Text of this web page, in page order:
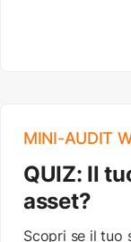
MINI-AUDIT
QUIZ: Il
asset?
Scopri se il tuo